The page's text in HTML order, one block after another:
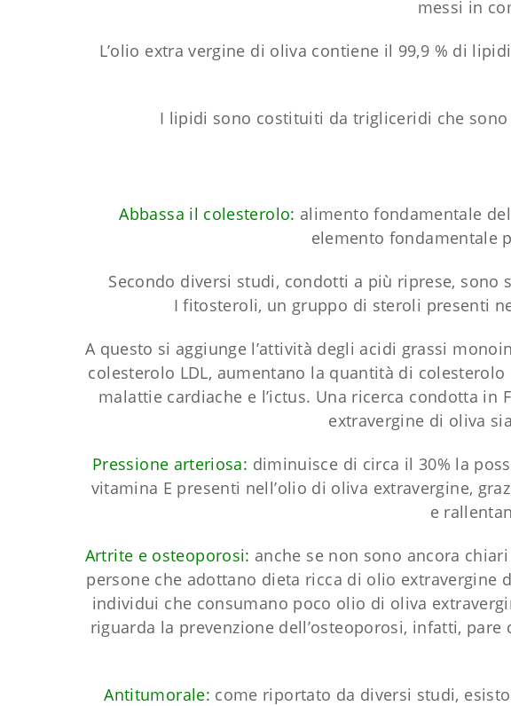
messi in
L’olio extra vergine di oliva contiene il 99,9 % di
I lipidi sono costituiti da trigliceridi che
Abbassa il colesterolo: alimento fondamentale
elemento fondamentale
Secondo diversi studi, condotti a più riprese,
I fitosteroli, un gruppo di steroli presenti
A questo si aggiunge l’attività degli acidi grassi
colesterolo LDL, aumentano la quantità di
malattie cardiache e l’ictus. Una ricerca condotta
extravergine di oliva
Pressione arteriosa: diminuisce di circa il 30% la
vitamina E presenti nell’olio di oliva extravergine,
e
Artrite e osteoporosi: anche se non sono ancora
persone che adottano dieta ricca di olio
individui che consumano poco olio di oliva
riguarda la prevenzione dell’osteoporosi, infatti,
Antitumorale: come riportato da diversi studi,